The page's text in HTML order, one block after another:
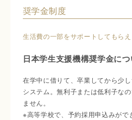
奨学金制度
生活費の一部をサポートしてもらえ
日本学生支援機構奨学金につ
在学中に借りて、卒業してから少
システム。無利子または低利子な
ません。
※高等学校で、予約採用申込みがで